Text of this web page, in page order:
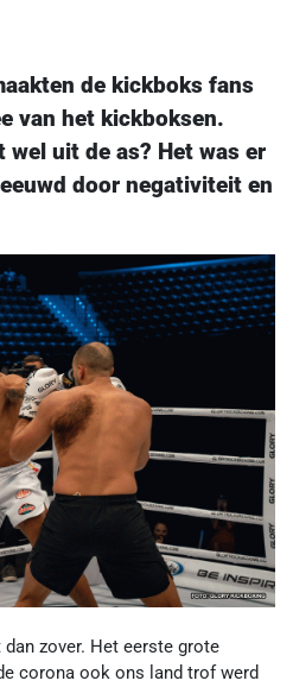
de kickboks fans
van het kickboksen.
wel uit de as? Het was er
door negativiteit en
zover. Het eerste grote
corona ook ons land trof werd